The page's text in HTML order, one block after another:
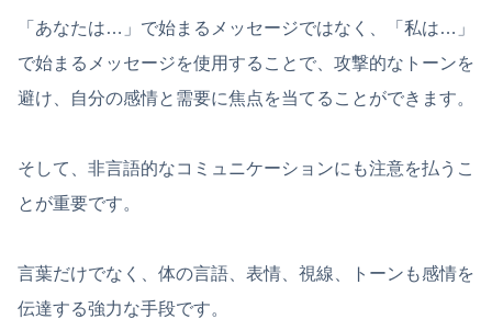
「あなたは…」で始まるメッセージではなく、「私は…」
で始まるメッセージを使用することで、攻撃的なトーンを
避け、自分の感情と需要に焦点を当てることができます。
そして、非言語的なコミュニケーションにも注意を払うこ
とが重要です。
言葉だけでなく、体の言語、表情、視線、トーンも感情を
伝達する強力な手段です。